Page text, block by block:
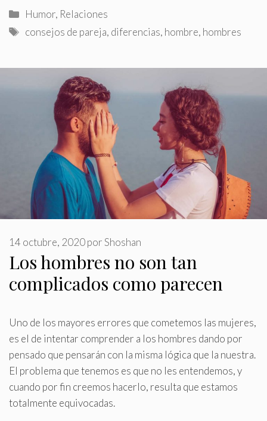
Categorías
Humor, Relaciones
Etiquetas
consejos de pareja, diferencias, hombre, hombres
Los hombres no son tan
complicados como parecen
14 octubre, 2020porShoshan
Uno de los mayores errores que cometemos las mujeres,
es el de intentar comprender a los hombres dando por
pensado que pensarán con la misma lógica que la nuestra.
El problema que tenemos es que no les entendemos, y
cuando por fin creemos hacerlo, resulta que estamos
totalmente equivocadas.